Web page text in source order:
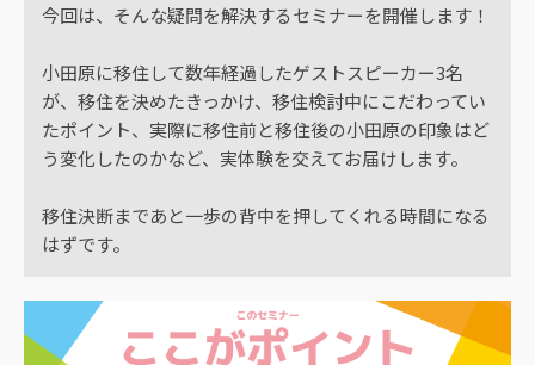
今回は、そんな疑問を解決するセミナーを開催します！
小田原に移住して数年経過したゲストスピーカー3名
が、移住を決めたきっかけ、移住検討中にこだわってい
たポイント、実際に移住前と移住後の小田原の印象はど
う変化したのかなど、実体験を交えてお届けします。
移住決断まであと一歩の背中を押してくれる時間になる
はずです。